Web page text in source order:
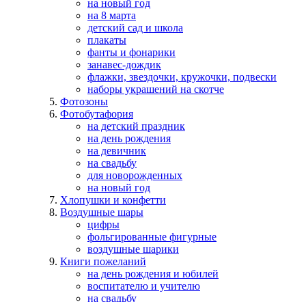
на новый год
на 8 марта
детский сад и школа
плакаты
фанты и фонарики
занавес-дождик
флажки, звездочки, кружочки, подвески
наборы украшений на скотче
Фотозоны
Фотобутафория
на детский праздник
на день рождения
на девичник
на свадьбу
для новорожденных
на новый год
Хлопушки и конфетти
Воздушные шары
цифры
фольгированные фигурные
воздушные шарики
Книги пожеланий
на день рождения и юбилей
воспитателю и учителю
на свадьбу